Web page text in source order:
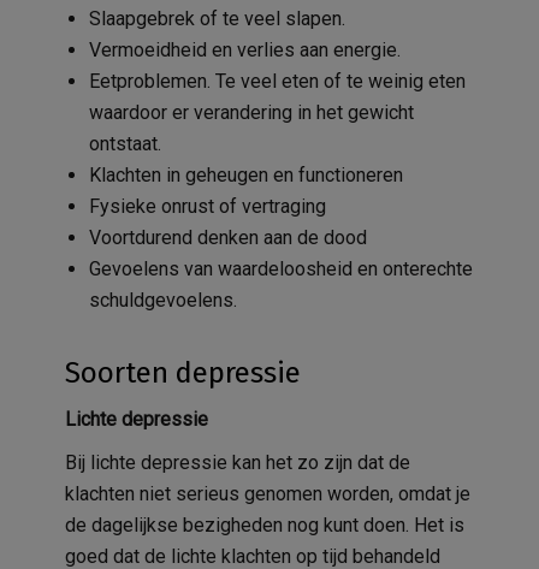
Slaapgebrek of te veel slapen.
Vermoeidheid en verlies aan energie.
Eetproblemen. Te veel eten of te weinig eten
waardoor er verandering in het gewicht
ontstaat.
Klachten in geheugen en functioneren
Fysieke onrust of vertraging
Voortdurend denken aan de dood
Gevoelens van waardeloosheid en onterechte
schuldgevoelens.
Soorten depressie
Lichte depressie
Bij lichte depressie kan het zo zijn dat de
klachten niet serieus genomen worden, omdat je
de dagelijkse bezigheden nog kunt doen. Het is
goed dat de lichte klachten op tijd behandeld